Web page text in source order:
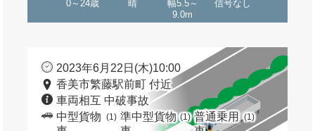
0～24歳 晴
幅5.5～
9.0m
信号なし
2023年6月22日(木)10:00
香美市繁藤駅前町 付近
車両相互 中破事故
中型貨物 (1) 準中型貨物 (1) 普通乗用
(1)